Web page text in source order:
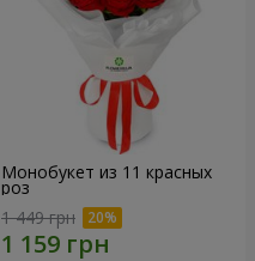
Монобукет из 11 красных
роз
1 449 грн